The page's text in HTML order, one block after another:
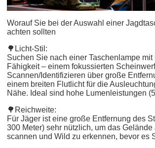
Worauf Sie bei der Auswahl einer
achten sollten
🌳Licht-Stil:
Suchen Sie nach einer Taschenlampe
Fähigkeit – einem fokussierten
Scannen/Identifizieren über große
einem breiten Flutlicht für die
Nähe. Ideal sind hohe Lumenleistungen
🌳Reichweite:
Für Jäger ist eine große Entfernung des
300 Meter) sehr nützlich, um das Gelände
scannen und Wild zu erkennen, bevor es